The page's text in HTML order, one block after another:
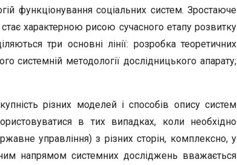
функціонування соціальних систем. Зростаюче
характерною рисою сучасного етапу розвитку
три основні лінії: розробка теоретичних
системній методології дослідницького апарату;
різних моделей і способів опису систем
в тих випадках, коли необхідно
управління) з різних сторін, комплексно, у
напрямом системних досліджень вважається